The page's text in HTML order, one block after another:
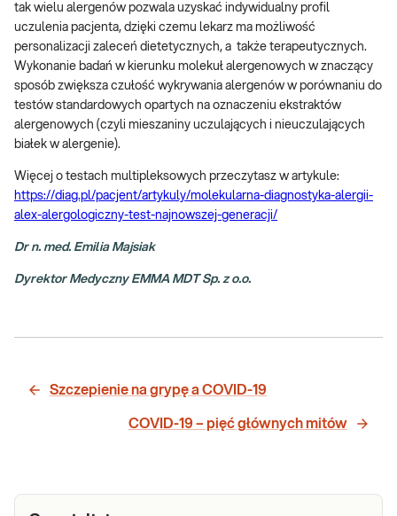
tak wielu alergenów pozwala uzyskać indywidualny profil
uczulenia pacjenta, dzięki czemu lekarz ma możliwość
personalizacji zaleceń dietetycznych, a także terapeutycznych.
Wykonanie badań w kierunku molekuł alergenowych w znaczący
sposób zwiększa czułość wykrywania alergenów w porównaniu do
testów standardowych opartych na oznaczeniu ekstraktów
alergenowych (czyli mieszaniny uczulających i nieuczulających
białek w alergenie).
Więcej o testach multipleksowych przeczytasz w artykule:
https://diag.pl/pacjent/artykuly/molekularna-diagnostyka-alergii-
alex-alergologiczny-test-najnowszej-generacji/
Dr n. med. Emilia Majsiak
Dyrektor Medyczny EMMA MDT Sp. z o.o.
Szczepienie na grypę a COVID-19
COVID-19 – pięć głównych mitów